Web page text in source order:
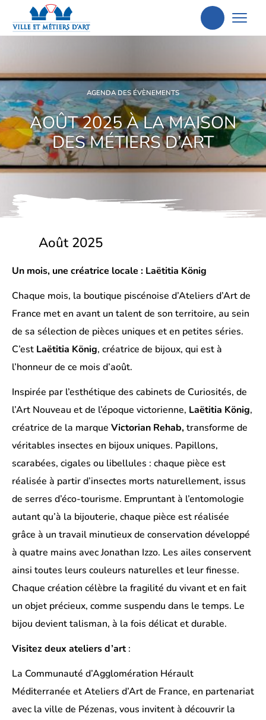
Aller
recherche
AGENDA DES ÉVÈNEMENTS
AOÛT 2025 À LA MAISON
DES MÉTIERS D’ART
Août 2025
Un mois, une créatrice locale : Laëtitia König
Chaque mois, la boutique piscénoise d’Ateliers d’Art de
France met en avant un talent de son territoire, au sein
de sa sélection de pièces uniques et en petites séries.
C’est Laëtitia König, créatrice de bijoux, qui est à
l’honneur de ce mois d’août.
Inspirée par l’esthétique des cabinets de Curiosités, de
l’Art Nouveau et de l’époque victorienne, Laëtitia König,
créatrice de la marque Victorian Rehab,transforme de
véritables insectes en bijoux uniques. Papillons,
scarabées, cigales ou libellules : chaque pièce est
réalisée à partir d’insectes morts naturellement, issus
de serres d’éco-tourisme. Empruntant à l’entomologie
autant qu’à la bijouterie, chaque pièce est réalisée
grâce à un travail minutieux de conservation développé
à quatre mains avec Jonathan Izzo. Les ailes conservent
ainsi toutes leurs couleurs naturelles et leur finesse.
Chaque création célèbre la fragilité du vivant et en fait
un objet précieux, comme suspendu dans le temps. Le
bijou devient talisman, à la fois délicat et durable.
Visitez deux ateliers d’art:
La Communauté d’Agglomération Hérault
Méditerranée et Ateliers d’Art de France, en partenariat
avec la ville de Pézenas, vous invitent à découvrir la